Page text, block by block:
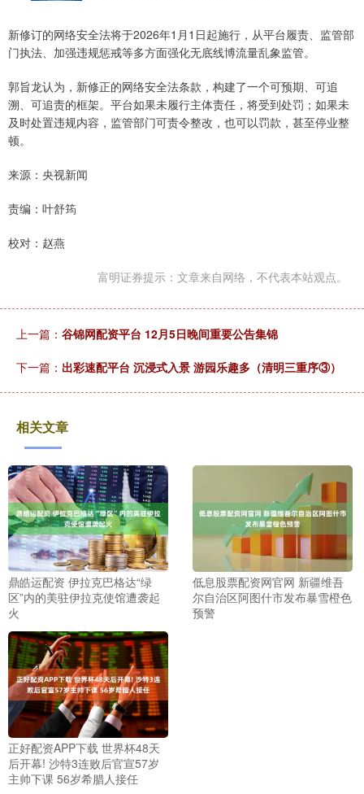
新修订的网络安全法将于2026年1月1日起施行，从平台履责、监管部
门执法、加强违规惩戒等多方面强化无底线博流量乱象监管。
郭旨龙认为，新修正的网络安全法条款，构建了一个可预期、可追
溯、可追责的框架。平台如果未履行主体责任，将受到处罚；如果未
及时处置违规内容，监管部门可责令整改，也可以罚款，甚至停业整
顿。
来源：央视新闻
责编：叶舒筠
校对：赵燕
富明证券提示：文章来自网络，不代表本站观点。
上一篇： 谷锦网配资平台 12月5日晚间重要公告集锦
下一篇： 出彩速配平台 沉浸式入景 游园乐趣多（清明三重序③）
相关文章
鼎皓运配资 伊拉克巴格达“绿
区”内的美驻伊拉克使馆遭袭起
火
低息股票配资网官网 新疆维吾
尔自治区阿图什市发布暴雪橙色
预警
正好配资APP下载 世界杯48天
后开幕! 沙特3连败后官宣57岁
主帅下课 56岁希腊人接任